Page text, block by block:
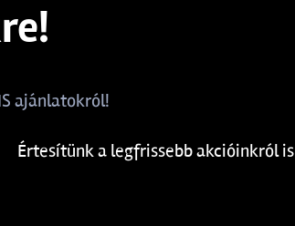
ajánlatokról!
Értesítünk a legfrissebb akcióinkról is